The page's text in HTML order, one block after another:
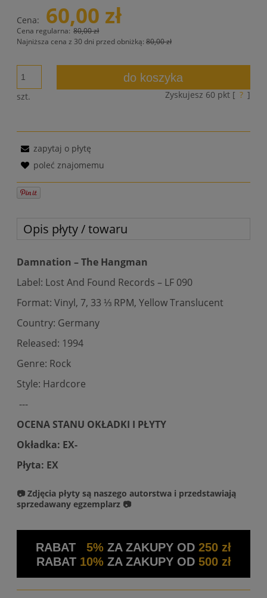
Cena: 60,00 zł
Cena regularna: 80,00 zł
Najniższa cena z 30 dni przed obniżką: 80,00 zł
szt.
do koszyka
Zyskujesz 60 pkt [ ? ]
zapytaj o płytę
poleć znajomemu
Opis płyty / towaru
Damnation – The Hangman
Label: Lost And Found Records – LF 090
Format: Vinyl, 7, 33 ⅓ RPM, Yellow Translucent
Country: Germany
Released: 1994
Genre: Rock
Style: Hardcore
---
OCENA STANU OKŁADKI I PŁYTY
Okładka: EX-
Płyta: EX
📷 Zdjęcia płyty są naszego autorstwa i przedstawiają
sprzedawany egzemplarz 📷
RABAT 5% ZA ZAKUPY OD 250 zł
RABAT 10%ZA ZAKUPY OD 500 zł